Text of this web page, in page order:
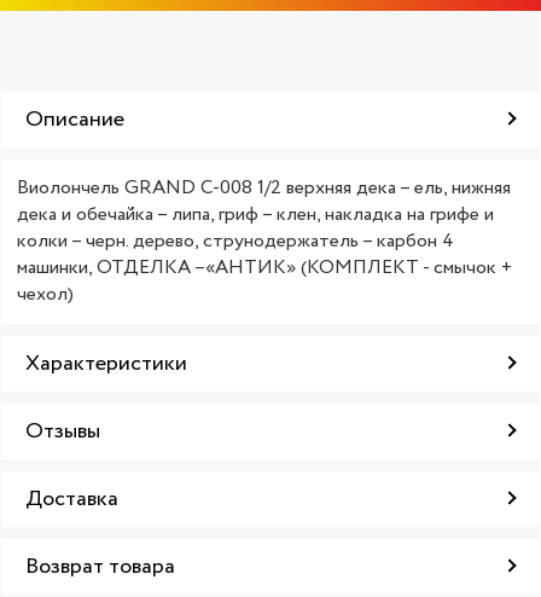
Описание
Виолончель GRAND C-008 1/2 верхняя дека – ель, нижняя
дека и обечайка – липа, гриф – клен, накладка на грифе и
колки – черн. дерево, струнодержатель – карбон 4
машинки, ОТДЕЛКА –«АНТИК» (КОМПЛЕКТ - смычок +
чехол)
Характеристики
Отзывы
Доставка
Возврат товара